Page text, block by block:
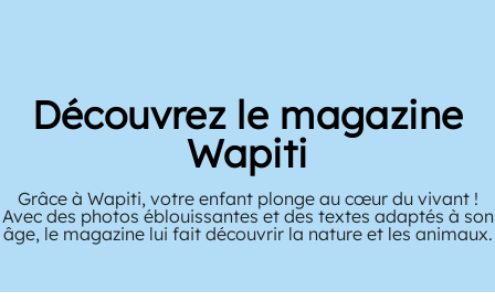
Découvrez le magazine
Wapiti
Grâce à Wapiti, votre enfant plonge au cœur du vivant !
Avec des photos éblouissantes et des textes adaptés à son
âge, le magazine lui fait découvrir la nature et les animaux.